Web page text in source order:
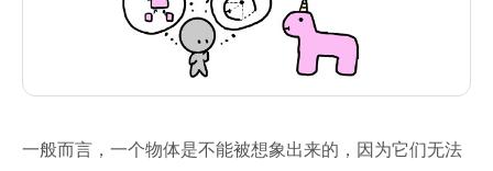
一般而言，一个物体是不能被想象出来的，因为它们无法